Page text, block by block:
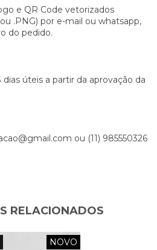
e QR Code vetorizados
.PNG) por e-mail ou whatsapp,
do pedido.
úteis a partir da aprovação da
ou (11) 985550326
RELACIONADOS
NOVO